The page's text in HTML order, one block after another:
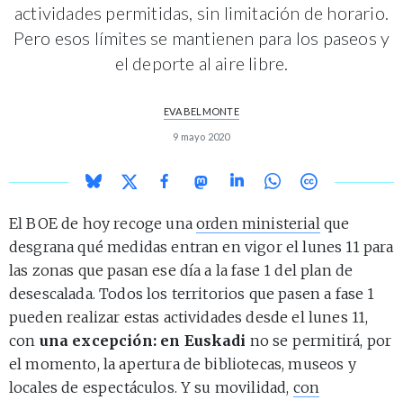
actividades permitidas, sin limitación de horario.
Pero esos límites se mantienen para los paseos y
el deporte al aire libre.
EVA BELMONTE
9 mayo 2020
El BOE de hoy recoge unaorden ministerial que
desgrana qué medidas entran en vigor el lunes 11 para
las zonas que pasan ese día a la fase 1 del plan de
desescalada. Todos los territorios que pasen a fase 1
pueden realizar estas actividades desde el lunes 11,
con una excepción: en Euskadi no se permitirá, por
el momento, la apertura de bibliotecas, museos y
locales de espectáculos. Y su movilidad, con